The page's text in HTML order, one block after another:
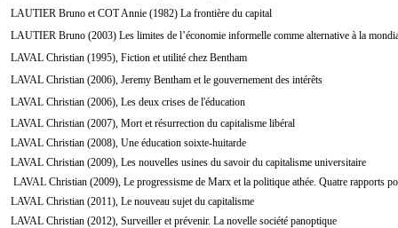
LAUTIER Bruno et COT Annie (1982) La frontière du capital
LAUTIER Bruno (2003) Les limites de l’économie informelle comme alternative à la
LAVAL Christian (1995), Fiction et utilité chez Bentham
LAVAL Christian (2006), Jeremy Bentham et le gouvernement des intérêts
LAVAL Christian (2006), Les deux crises de l'éducation
LAVAL Christian (2007), Mort et résurrection du capitalisme libéral
LAVAL Christian (2008), Une éducation soixte-huitarde
LAVAL Christian (2009), Les nouvelles usines du savoir du capitalisme universitaire
LAVAL Christian (2009), Le progressisme de Marx et la politique athée. Quatre rapports
LAVAL Christian (2011), Le nouveau sujet du capitalisme
LAVAL Christian (2012), Surveiller et prévenir. La novelle société panoptique